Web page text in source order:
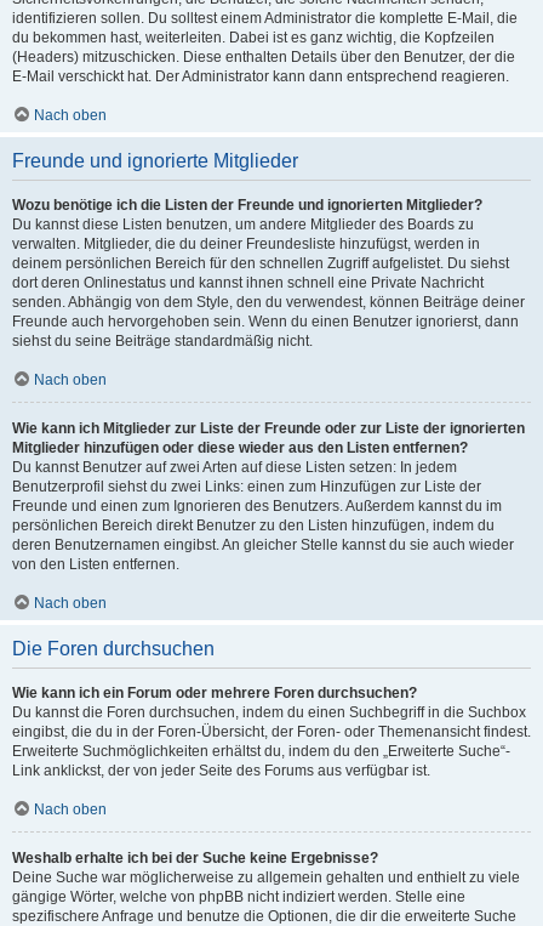
identifizieren sollen. Du solltest einem Administrator die komplette E-Mail, die
du bekommen hast, weiterleiten. Dabei ist es ganz wichtig, die Kopfzeilen
(Headers) mitzuschicken. Diese enthalten Details über den Benutzer, der die
E-Mail verschickt hat. Der Administrator kann dann entsprechend reagieren.
Nach oben
Freunde und ignorierte Mitglieder
Wozu benötige ich die Listen der Freunde und ignorierten Mitglieder?
Du kannst diese Listen benutzen, um andere Mitglieder des Boards zu
verwalten. Mitglieder, die du deiner Freundesliste hinzufügst, werden in
deinem persönlichen Bereich für den schnellen Zugriff aufgelistet. Du siehst
dort deren Onlinestatus und kannst ihnen schnell eine Private Nachricht
senden. Abhängig von dem Style, den du verwendest, können Beiträge deiner
Freunde auch hervorgehoben sein. Wenn du einen Benutzer ignorierst, dann
siehst du seine Beiträge standardmäßig nicht.
Nach oben
Wie kann ich Mitglieder zur Liste der Freunde oder zur Liste der ignorierten
Mitglieder hinzufügen oder diese wieder aus den Listen entfernen?
Du kannst Benutzer auf zwei Arten auf diese Listen setzen: In jedem
Benutzerprofil siehst du zwei Links: einen zum Hinzufügen zur Liste der
Freunde und einen zum Ignorieren des Benutzers. Außerdem kannst du im
persönlichen Bereich direkt Benutzer zu den Listen hinzufügen, indem du
deren Benutzernamen eingibst. An gleicher Stelle kannst du sie auch wieder
von den Listen entfernen.
Nach oben
Die Foren durchsuchen
Wie kann ich ein Forum oder mehrere Foren durchsuchen?
Du kannst die Foren durchsuchen, indem du einen Suchbegriff in die Suchbox
eingibst, die du in der Foren-Übersicht, der Foren- oder Themenansicht findest.
Erweiterte Suchmöglichkeiten erhältst du, indem du den „Erweiterte Suche“-
Link anklickst, der von jeder Seite des Forums aus verfügbar ist.
Nach oben
Weshalb erhalte ich bei der Suche keine Ergebnisse?
Deine Suche war möglicherweise zu allgemein gehalten und enthielt zu viele
gängige Wörter, welche von phpBB nicht indiziert werden. Stelle eine
spezifischere Anfrage und benutze die Optionen, die dir die erweiterte Suche